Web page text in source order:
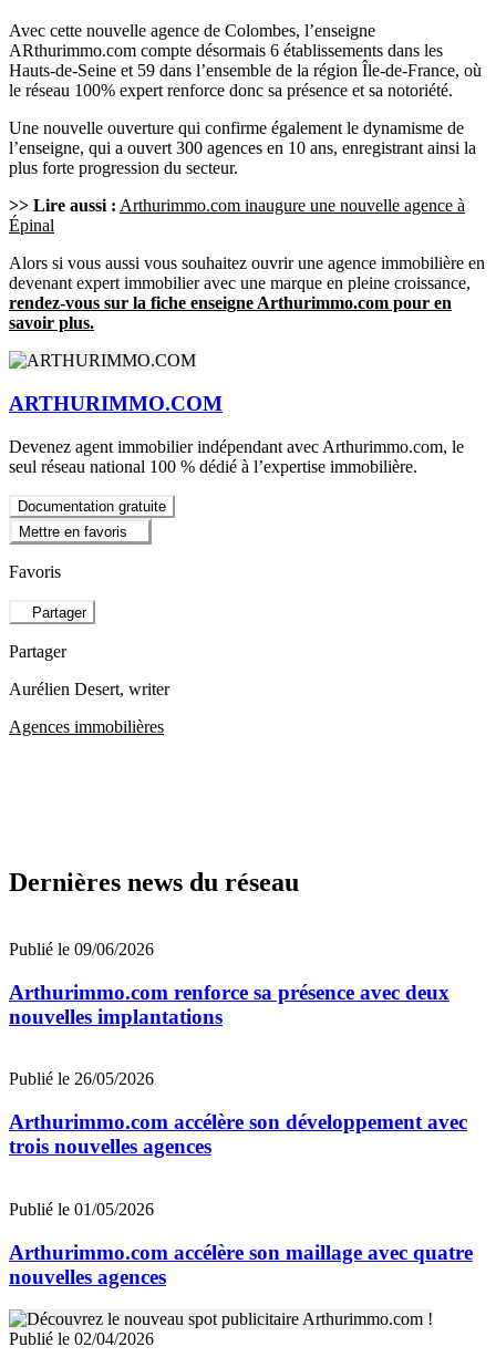
Avec cette nouvelle agence de Colombes, l’enseigne
ARthurimmo.com compte désormais 6 établissements dans les
Hauts-de-Seine et 59 dans l’ensemble de la région Île-de-France, où
le réseau 100% expert renforce donc sa présence et sa notoriété.
Une nouvelle ouverture qui confirme également le dynamisme de
l’enseigne, qui a ouvert 300 agences en 10 ans, enregistrant ainsi la
plus forte progression du secteur.
>> Lire aussi : Arthurimmo.com inaugure une nouvelle agence à
Épinal
Alors si vous aussi vous souhaitez ouvrir une agence immobilière en
devenant expert immobilier avec une marque en pleine croissance,
rendez-vous sur la fiche enseigne Arthurimmo.com pour en
savoir plus.
ARTHURIMMO.COM
Devenez agent immobilier indépendant avec Arthurimmo.com, le
seul réseau national 100 % dédié à l’expertise immobilière.
Documentation gratuite
Mettre en favoris
Favoris
Partager
Partager
Aurélien Desert, writer
Agences immobilières
Dernières news du réseau
Publié le 09/06/2026
Arthurimmo.com renforce sa présence avec deux
nouvelles implantations
Publié le 26/05/2026
Arthurimmo.com accélère son développement avec
trois nouvelles agences
Publié le 01/05/2026
Arthurimmo.com accélère son maillage avec quatre
nouvelles agences
Publié le 02/04/2026